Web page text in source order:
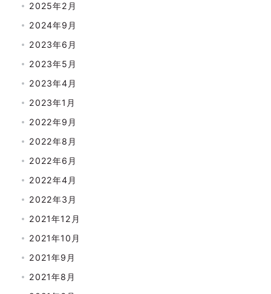
2025年2月
2024年9月
2023年6月
2023年5月
2023年4月
2023年1月
2022年9月
2022年8月
2022年6月
2022年4月
2022年3月
2021年12月
2021年10月
2021年9月
2021年8月